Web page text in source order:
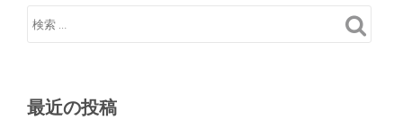
メ
最近の投稿